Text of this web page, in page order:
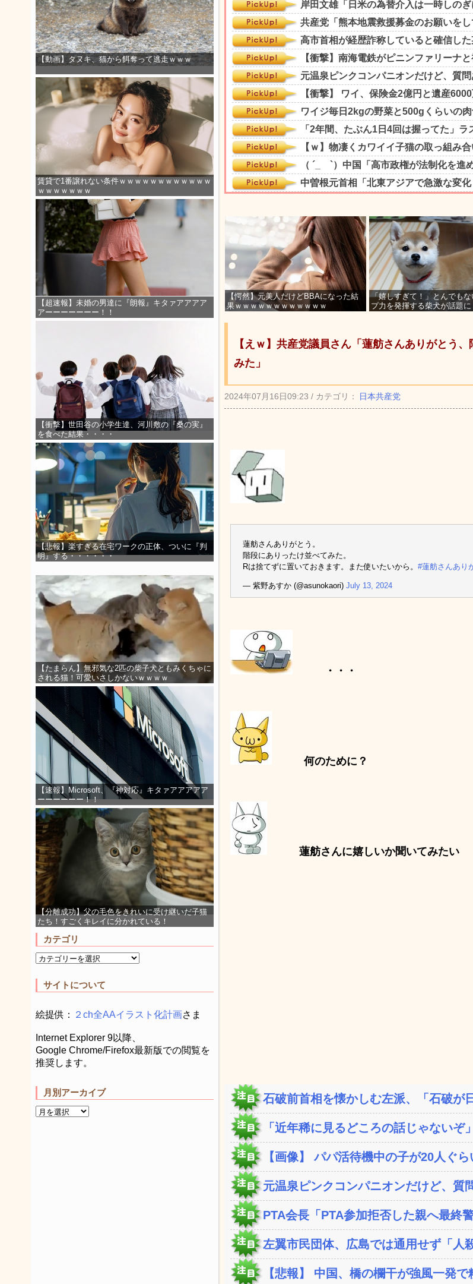
【動画】タヌキ、猫から餌奪って逃走ｗｗｗ
賃貸で1番譲れない条件ｗｗｗｗｗｗｗｗｗｗｗｗ
ｗｗｗｗｗｗｗ
【超速報】未婚の男達に『朗報』キタァアアアア
アーーーーーーー！！
【衝撃】世田谷の小学生達、河川敷の『桑の実』
を食べた結果・・・・
【悲報】楽すぎる在宅ワークの正体、ついに『判
明』する・・・・・・
【たまらん】無邪気な2匹の柴子犬ともみくちゃに
される猫！可愛いさしかないｗｗｗｗ
【速報】Microsoft、『神対応』キタァアアアアア
ーーーーーー！！
【分離成功】父の毛色をきれいに受け継いだ子猫
たち！すごくキレイに分かれている！
カテゴリ
サイトについて
絵提供： ２ch全AAイラスト化計画さま
Internet Explorer 9以降、
Google Chrome/Firefox最新版での閲覧を
推奨します。
月別アーカイブ
【愕然】元美人だけどBBAになった結
果ｗｗｗｗｗｗｗｗｗｗｗｗ
「嬉しすぎて！」とんでもな
プ力を発揮する柴犬が話題に
【えｗ】共産党議員さん「蓮舫さんありがとう
みた」
2024年07月16日09:23 / カテゴリ： 日本共産党
蓮舫さんありがとう。
階段にありったけ並べてみた。
Rは捨てずに置いておきます。また使いたいから。 #蓮舫さんあり
— 紫野あすか (@asunokaori) July 13, 2024
・・・
何のために？
蓮舫さんに嬉しいか聞いてみたい
石破前首相を懐かしむ左派、「石破が
「近年稀に見るどころの話じゃない
【画像】 パパ活待機中の子が20人ぐ
元温泉ピンクコンパニオンだけど、質
PTA会長「PTA参加拒否した親へ最終
左翼市民団体、広島では通用せず「
【悲報】 中国、橋の欄干が強風一発